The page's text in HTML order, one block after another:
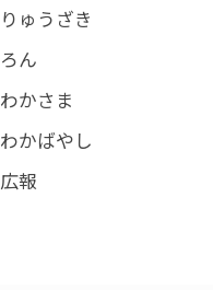
りゅうざき
ろん
わかさま
わかばやし
広報